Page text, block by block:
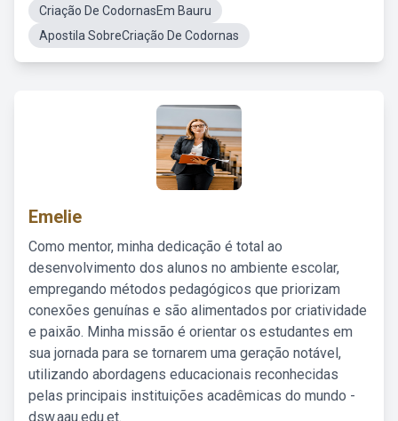
Criação De CodornasEm Bauru
Apostila SobreCriação De Codornas
Emelie
Como mentor, minha dedicação é total ao
desenvolvimento dos alunos no ambiente escolar,
empregando métodos pedagógicos que priorizam
conexões genuínas e são alimentados por criatividade
e paixão. Minha missão é orientar os estudantes em
sua jornada para se tornarem uma geração notável,
utilizando abordagens educacionais reconhecidas
pelas principais instituições acadêmicas do mundo -
dsw.aau.edu.et.